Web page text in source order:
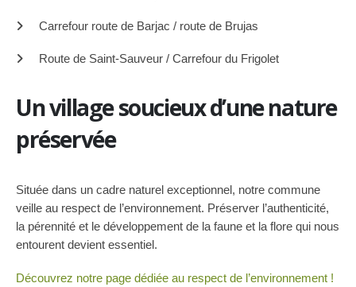
Carrefour route de Barjac / route de Brujas
Route de Saint-Sauveur / Carrefour du Frigolet
Un village soucieux d’une nature
préservée
Située dans un cadre naturel exceptionnel, notre commune
veille au respect de l’environnement. Préserver l’authenticité,
la pérennité et le développement de la faune et la flore qui nous
entourent devient essentiel.
Découvrez notre page dédiée au respect de l’environnement !